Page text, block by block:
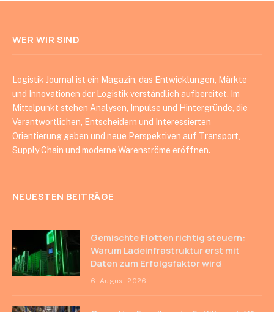
WER WIR SIND
Logistik Journal ist ein Magazin, das Entwicklungen, Märkte
und Innovationen der Logistik verständlich aufbereitet. Im
Mittelpunkt stehen Analysen, Impulse und Hintergründe, die
Verantwortlichen, Entscheidern und Interessierten
Orientierung geben und neue Perspektiven auf Transport,
Supply Chain und moderne Warenströme eröffnen.
NEUESTEN BEITRÄGE
Gemischte Flotten richtig steuern:
Warum Ladeinfrastruktur erst mit
Daten zum Erfolgsfaktor wird
6. August 2026